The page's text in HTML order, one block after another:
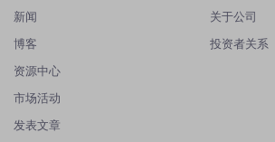
新闻
博客
资源中心
市场活动
发表文章
关于公司
投资者关系